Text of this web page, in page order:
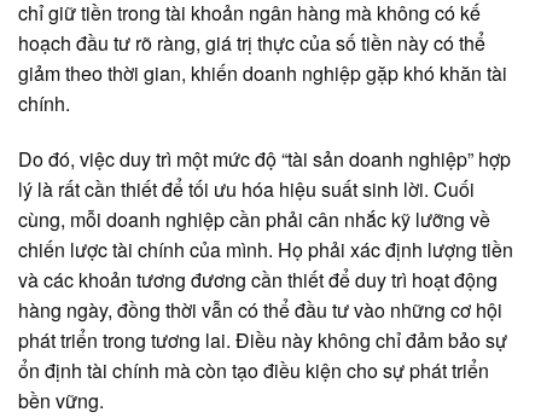
chỉ giữ tiền trong tài khoản ngân hàng mà không có kế
hoạch đầu tư rõ ràng, giá trị thực của số tiền này có thể
giảm theo thời gian, khiến doanh nghiệp gặp khó khăn tài
chính.
Do đó, việc duy trì một mức độ “tài sản doanh nghiệp” hợp
lý là rất cần thiết để tối ưu hóa hiệu suất sinh lời. Cuối
cùng, mỗi doanh nghiệp cần phải cân nhắc kỹ lưỡng về
chiến lược tài chính của mình. Họ phải xác định lượng tiền
và các khoản tương đương cần thiết để duy trì hoạt động
hàng ngày, đồng thời vẫn có thể đầu tư vào những cơ hội
phát triển trong tương lai. Điều này không chỉ đảm bảo sự
ổn định tài chính mà còn tạo điều kiện cho sự phát triển
bền vững.